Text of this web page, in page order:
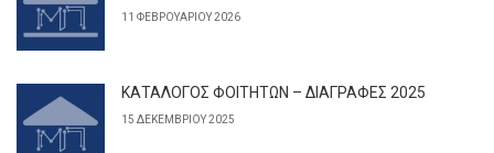
11 ΦΕΒΡΟΥΑΡΊΟΥ 2026
ΚΑΤΑΛΟΓΟΣ ΦΟΙΤΗΤΩΝ – ΔΙΑΓΡΑΦΕΣ 2025
15 ΔΕΚΕΜΒΡΊΟΥ 2025